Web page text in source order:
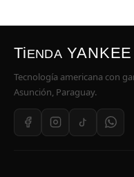
TiENDA YANKEE
Tecnología americana con
Asunción, Paraguay.